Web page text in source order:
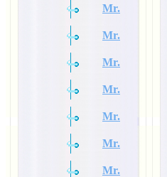
Mr.
Mr.
Mr.
Mr.
Mr.
Mr.
Mr.